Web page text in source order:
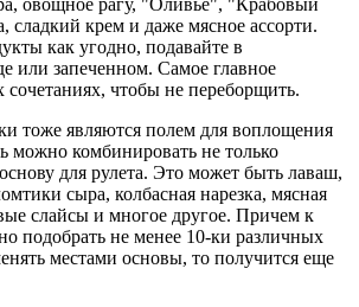
сладкий крем и даже мясное ассорти.
как угодно, подавайте в
или запеченном. Самое главное
чтобы не переборщить.
тоже являются полем для воплощения
можно комбинировать не только
для рулета. Это может быть лаваш,
сыра, колбасная нарезка, мясная
слайсы и многое другое. Причем к
подобрать не менее 10-ки различных
местами основы, то получится еще